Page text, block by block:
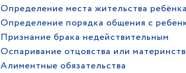
Определение места жительства ребёнка
Определение порядка общения с
Признание брака недействительным
Оспаривание отцовства или
Алиментные обязательства